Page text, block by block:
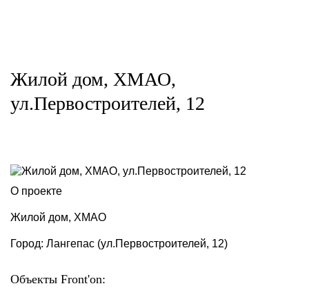
Жилой дом, ХМАО,
ул.Первостроителей, 12
О проекте
Жилой дом, ХМАО
Город: Лангепас (ул.Первостроителей, 12)
Объекты Front'on: